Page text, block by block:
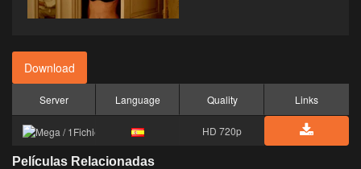
Download
Server Language Quality Links
HD 720p
Películas Relacionadas